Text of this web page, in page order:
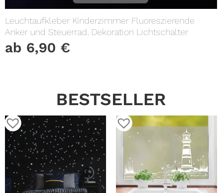
Leuchtaufkleber Kinderzimmer Fluoreszierende
Anker und Steuerrad, Dekoration Lichtschalter
ab 6,90 €
BESTSELLER